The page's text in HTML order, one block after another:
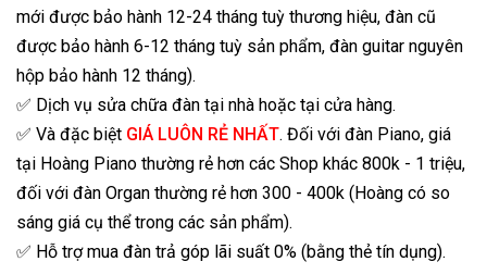
mới được bảo hành 12-24 tháng tuỳ thương hiệu, đàn cũ
được bảo hành 6-12 tháng tuỳ sản phẩm, đàn guitar nguyên
hộp bảo hành 12 tháng).
✅ Dịch vụ sửa chữa đàn tại nhà hoặc tại cửa hàng.
✅ Và đặc biệt GIÁ LUÔN RẺ NHẤT. Đối với đàn Piano, giá
tại Hoàng Piano thường rẻ hơn các Shop khác 800k - 1 triệu,
đối với đàn Organ thường rẻ hơn 300 - 400k (Hoàng có so
sáng giá cụ thể trong các sản phẩm).
✅ Hỗ trợ mua đàn trả góp lãi suất 0% (bằng thẻ tín dụng).